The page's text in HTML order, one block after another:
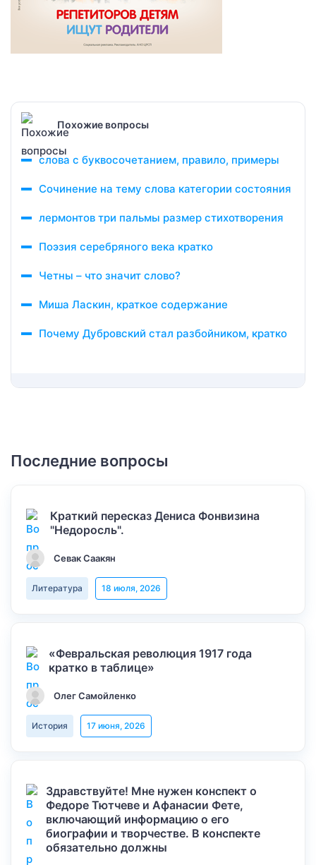
Похожие вопросы
слова с буквосочетанием, правило, примеры
Сочинение на тему слова категории состояния
лермонтов три пальмы размер стихотворения
Поэзия серебряного века кратко
Четны – что значит слово?
Миша Ласкин, краткое содержание
Почему Дубровский стал разбойником, кратко
Последние вопросы
Краткий пересказ Дениса Фонвизина
"Недоросль".
Севак Саакян
Литература 18 июля, 2026
«Февральская революция 1917 года
кратко в таблице»
Олег Самойленко
История 17 июня, 2026
Здравствуйте! Мне нужен конспект о
Федоре Тютчеве и Афанасии Фете,
включающий информацию о его
биографии и творчестве. В конспекте
обязательно должны